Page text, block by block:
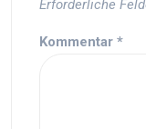
Erforderliche
Kommentar *